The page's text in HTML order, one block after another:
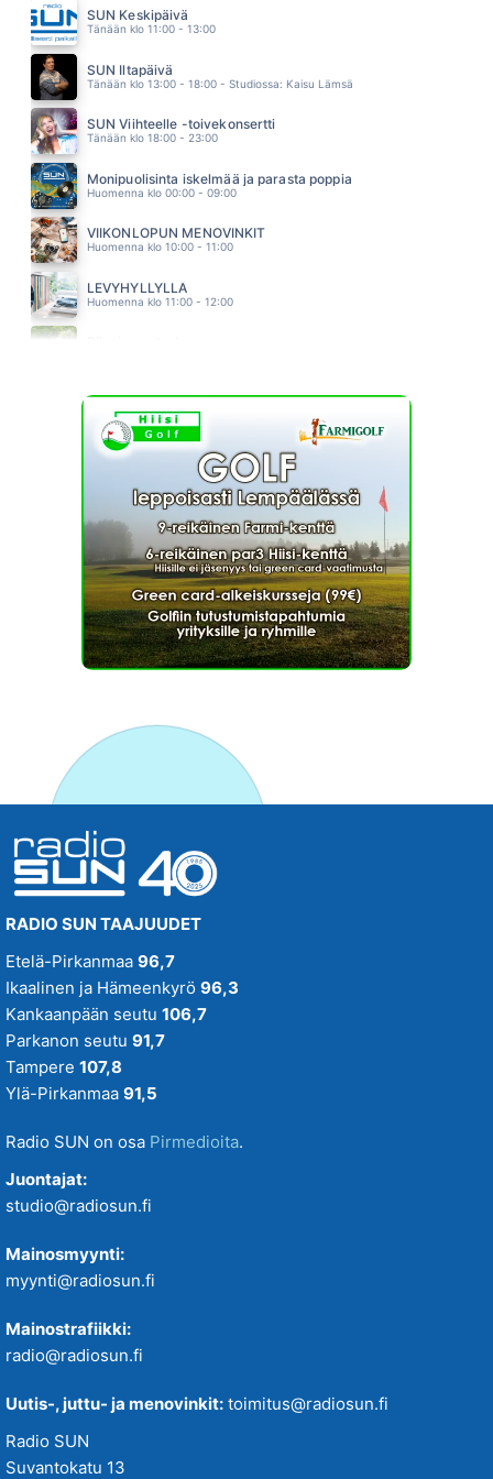
FREEMAN
02.29
YOUNGHEARTED
02.25
SUN Keskipäivä
Tänään klo 11:00 - 13:00
SUN Iltapäivä
Tänään klo 13:00 - 18:00 - Studiossa: Kaisu Lämsä
SUN Viihteelle -toivekonsertti
Tänään klo 18:00 - 23:00
Monipuolisinta iskelmää ja parasta poppia
Huomenna klo 00:00 - 09:00
VIIKONLOPUN MENOVINKIT
Huomenna klo 10:00 - 11:00
LEVYHYLLYLLÄ
Huomenna klo 11:00 - 12:00
RADIO SUN TAAJUUDET
Etelä-Pirkanmaa 96,7
Ikaalinen ja Hämeenkyrö 96,3
Kankaanpään seutu 106,7
Parkanon seutu 91,7
Tampere 107,8
Ylä-Pirkanmaa 91,5
Radio SUN on osa Pirmedioita.
Juontajat:
studio@radiosun.fi
Mainosmyynti:
myynti@radiosun.fi
Mainostrafiikki:
radio@radiosun.fi
Uutis-, juttu- ja menovinkit: toimitus@radiosun.fi
Radio SUN
Suvantokatu 13